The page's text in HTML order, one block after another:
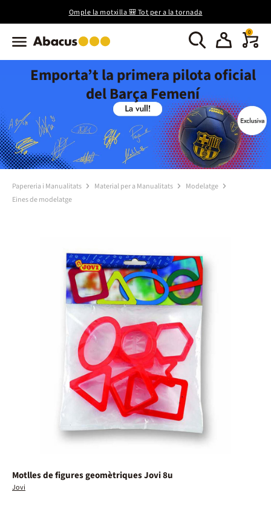
Omple la motxilla 🎒 Tot per a la tornada
0
Emporta’t la primera pilota oficial
del Barça Femení
Papereria i Manualitats Material per a Manualitats
Modelatge
Eines de modelatge
Motlles de figures geomètriques Jovi 8u
Jovi